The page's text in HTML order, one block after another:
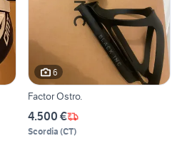
6
Factor Ostro.
4.500 €
Scordia (CT)